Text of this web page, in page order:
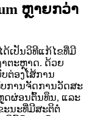
ຫຼາຍກວ່າ
ດ້ເປັນວິທີແກ້ໄຂທີ່ມີ
ຕະຫຼາດ. ດ້ວຍ
ຕ່ອງໂສ້ການ
ການຈັດການວັດສະ
ດຜ່ອນຕົ້ນທຶນ, ແລະ
ະນະທີ່ມີສະຕິຕໍ່